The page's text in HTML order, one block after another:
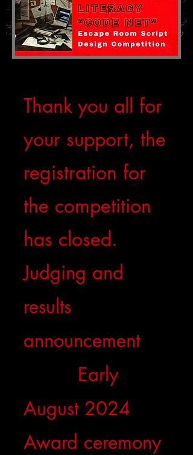
Thank you all for
your support, the
registration for
the competition
has closed.
Judging and
results
announcement
Early
August 2024
Award ceremony